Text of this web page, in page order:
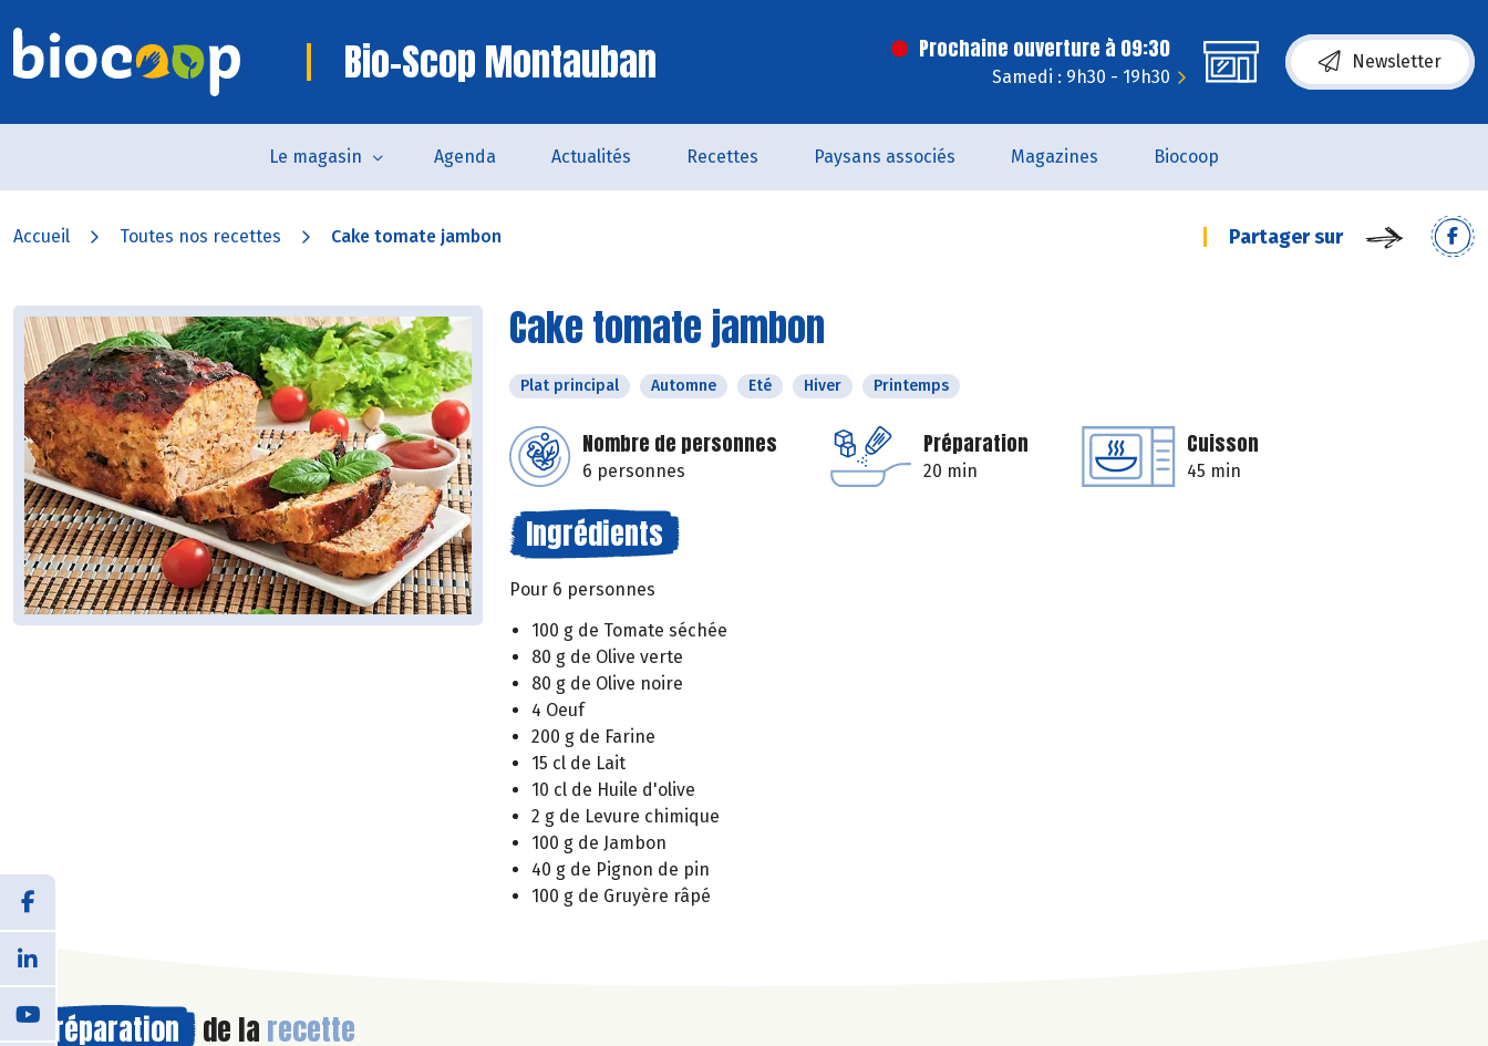
Bio-Scop Montauban Prochaine ouverture à 09:30
Samedi : 9h30 - 19h30
Newsletter
Le magasin Agenda Actualités Recettes Paysans associés Magazines Biocoop
Accueil Toutes nos recettes Cake tomate jambon Partager sur
Cake tomate jambon
Plat principal Automne Eté Hiver Printemps
Nombre de personnes
6 personnes
Préparation
20 min
Cuisson
45 min
Ingrédients
Pour 6 personnes
100 g de Tomate séchée
80 g de Olive verte
80 g de Olive noire
4 Oeuf
200 g de Farine
15 cl de Lait
10 cl de Huile d'olive
2 g de Levure chimique
100 g de Jambon
40 g de Pignon de pin
100 g de Gruyère râpé
Préparation de la recette